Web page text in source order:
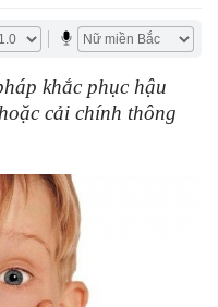
khắc phục hậu
cải chính thông